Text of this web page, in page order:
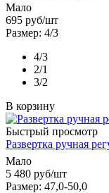
Мало
695 руб/шт
Размер: 4/3
4/3
2/1
3/2
В корзину
Быстрый просмотр
Развертка ручная
Мало
5 480 руб/шт
Размер: 47,0-50,0